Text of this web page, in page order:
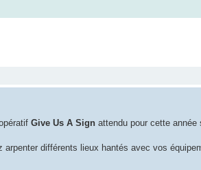
Give Us A Sign attendu pour cette
différents lieux hantés avec vos